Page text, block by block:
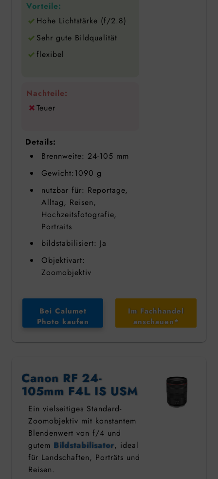
Vorteile:
Hohe Lichtstärke (f/2.8)
Sehr gute Bildqualität
flexibel
Nachteile:
Teuer
Details:
Brennweite: 24-105 mm
Gewicht:1090 g
nutzbar für: Reportage,
Alltag, Reisen,
Hochzeitsfotografie,
Portraits
bildstabilisiert: Ja
Objektivart:
Zoomobjektiv
Bei Calumet
Photo kaufen
Im Fachhandel
anschauen*
Canon RF 24-
105mm F4L IS USM
Ein vielseitiges Standard-
Zoomobjektiv mit konstantem
Blendenwert von f/4 und
gutem Bildstabilisator, ideal
für Landschaften, Porträts und
Reisen.